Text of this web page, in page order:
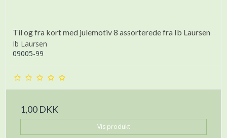
Til og fra kort med julemotiv 8 assorterede fra Ib Laursen
Ib Laursen
09005-99
1,00 DKK
Vis produkt